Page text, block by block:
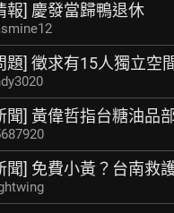
報] 慶發當歸鴨退休
題] 徵求有15人獨立空
聞] 黃偉哲指台糖油品
聞] 免費小黃？台南救